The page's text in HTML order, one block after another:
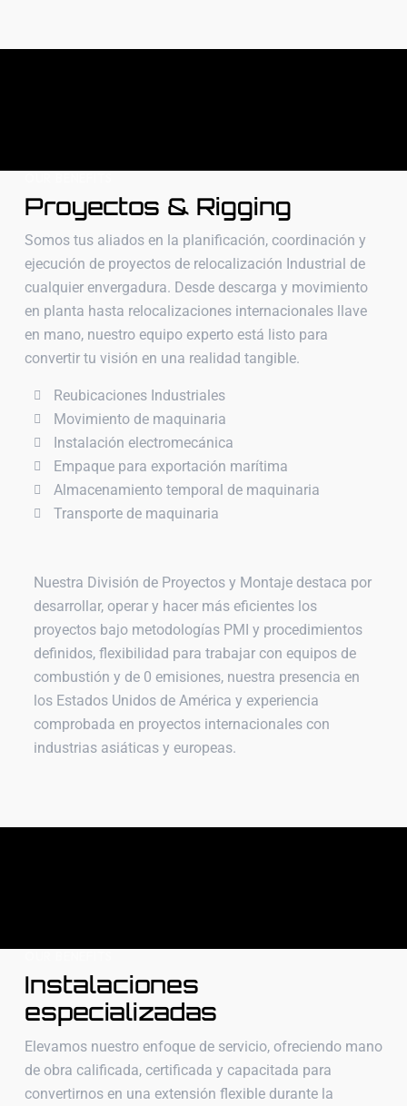
Proyectos & Rigging
Somos tus aliados en la planificación, coordinación y
ejecución de proyectos de relocalización Industrial de
cualquier envergadura. Desde descarga y movimiento
en planta hasta relocalizaciones internacionales llave
en mano, nuestro equipo experto está listo para
convertir tu visión en una realidad tangible.
Reubicaciones Industriales
Movimiento de maquinaria
Instalación electromecánica
Empaque para exportación marítima
Almacenamiento temporal de maquinaria
Transporte de maquinaria
Nuestra División de Proyectos y Montaje destaca por
desarrollar, operar y hacer más eficientes los
proyectos bajo metodologías PMI y procedimientos
definidos, flexibilidad para trabajar con equipos de
combustión y de 0 emisiones, nuestra presencia en
los Estados Unidos de América y experiencia
comprobada en proyectos internacionales con
industrias asiáticas y europeas.
Instalaciones
especializadas
Elevamos nuestro enfoque de servicio, ofreciendo mano
de obra calificada, certificada y capacitada para
convertirnos en una extensión flexible durante la